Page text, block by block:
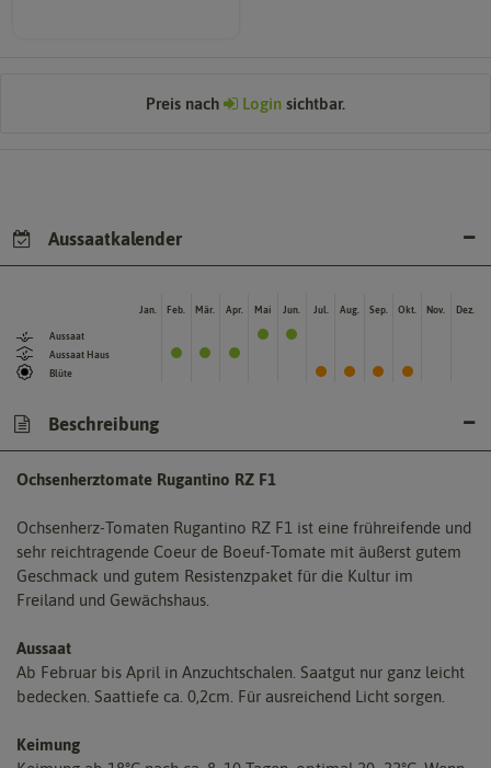
Preis nach Login sichtbar.
Aussaatkalender
Aussaat
Aussaat Haus
Blüte
Jan. Feb. Mär. Apr. Mai Jun. Jul. Aug. Sep. Okt. Nov. Dez.
Beschreibung
Ochsenherztomate Rugantino RZ F1
Ochsenherz-Tomaten Rugantino RZ F1 ist eine frühreifende und
sehr reichtragende Coeur de Boeuf-Tomate mit äußerst gutem
Geschmack und gutem Resistenzpaket für die Kultur im
Freiland und Gewächshaus.
Aussaat
Ab Februar bis April in Anzuchtschalen. Saatgut nur ganz leicht
bedecken. Saattiefe ca. 0,2cm. Für ausreichend Licht sorgen.
Keimung